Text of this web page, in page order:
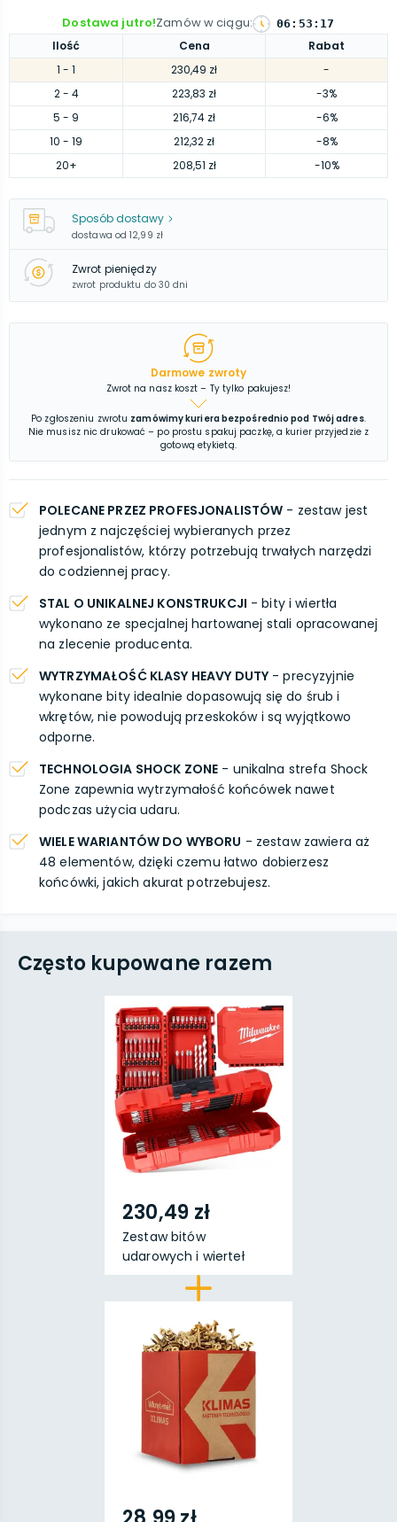
Ilość Cena
Rabat
1 - 1 230,49 zł
-
2- 4 223,83 zł
-3%
5 - 9 216,74 zł
-6%
10 - 19 212,32 zł
-8%
20+ 208,51 zł -10%
Dostawa jutro!Zamów w ciągu: 06 : 53 : 16
Sposób dostawy
dostawa od 12,99 zł
Zwrot pieniędzy
zwrot produktu do 30 dni
Darmowe zwroty
Zwrot na nasz koszt – Ty tylko pakujesz!
Po zgłoszeniu zwrotu zamówimy kuriera bezpośrednio pod Twój adres.
Nie musisz nic drukować – po prostu spakuj paczkę, a kurier przyjedzie z
gotową etykietą.
POLECANE PRZEZ PROFESJONALISTÓW - zestaw jest
jednym z najczęściej wybieranych przez
profesjonalistów, którzy potrzebują trwałych narzędzi
do codziennej pracy.
STAL O UNIKALNEJ KONSTRUKCJI - bity i wiertła
wykonano ze specjalnej hartowanej stali opracowanej
na zlecenie producenta.
WYTRZYMAŁOŚĆ KLASY HEAVY DUTY - precyzyjnie
wykonane bity idealnie dopasowują się do śrub i
wkrętów, nie powodują przeskoków i są wyjątkowo
odporne.
TECHNOLOGIA SHOCK ZONE - unikalna strefa Shock
Zone zapewnia wytrzymałość końcówek nawet
podczas użycia udaru.
WIELE WARIANTÓW DO WYBORU - zestaw zawiera aż
48 elementów, dzięki czemu łatwo dobierzesz
końcówki, jakich akurat potrzebujesz.
Często kupowane razem
230,49 zł
Zestaw bitów
udarowych i wierteł
SHOCKWA...